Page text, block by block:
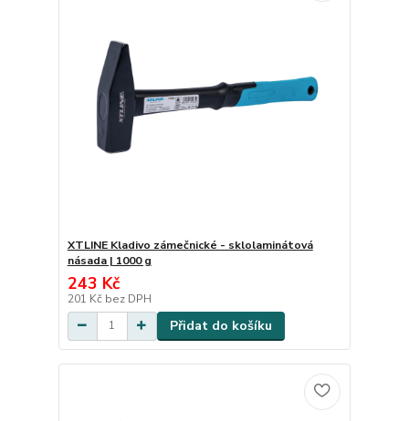
XTLINE Kladivo zámečnické - sklolaminátová
násada | 1000 g
243 Kč
201 Kč bez DPH
Přidat do košíku